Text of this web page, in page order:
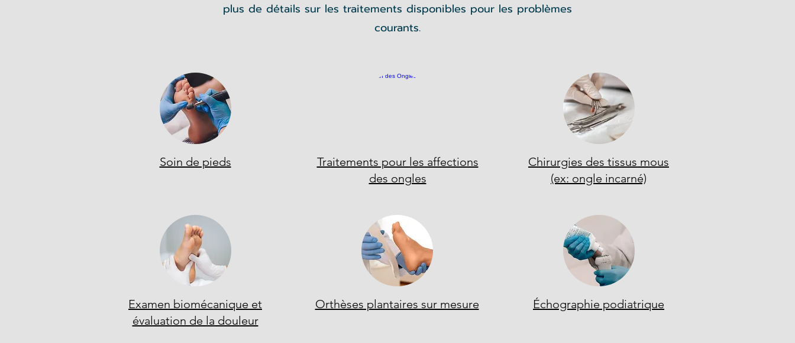
plus de détails sur les traitements disponibles pour les problèmes
courants.
Soin de pieds
Examen biomécanique et
évaluation de la douleur
Traitements pour les affections
des ongles
Orthèses plantaires sur mesure
Chirurgies des tissus mous
(ex: ongle incarné)
Échographie podiatrique